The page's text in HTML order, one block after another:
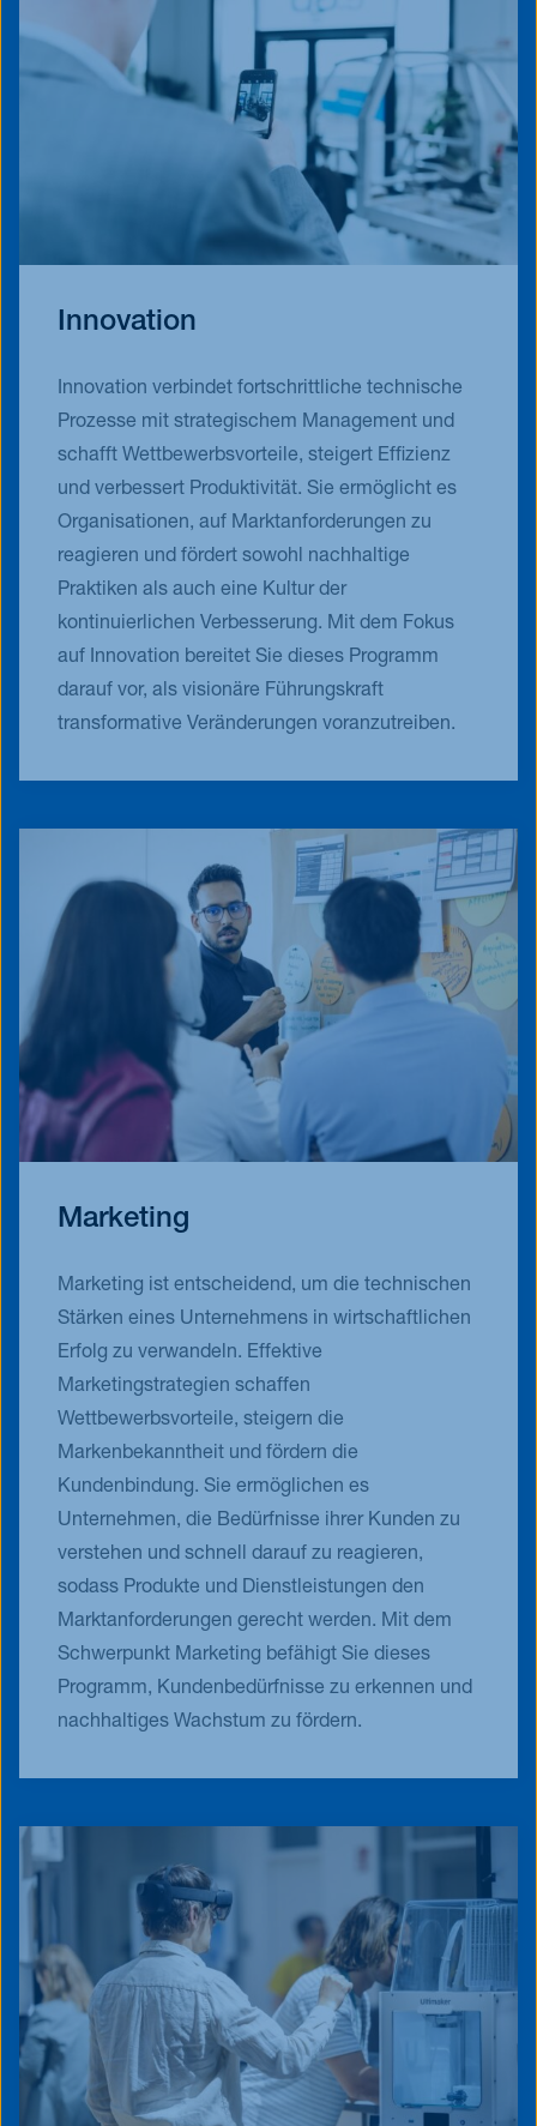
Innovation
Innovation verbindet fortschrittliche technische
Prozesse mit strategischem Management und
schafft Wettbewerbsvorteile, steigert Effizienz
und verbessert Produktivität. Sie ermöglicht es
Organisationen, auf Marktanforderungen zu
reagieren und fördert sowohl nachhaltige
Praktiken als auch eine Kultur der
kontinuierlichen Verbesserung. Mit dem Fokus
auf Innovation bereitet Sie dieses Programm
darauf vor, als visionäre Führungskraft
transformative Veränderungen voranzutreiben.
Marketing
Marketing ist entscheidend, um die technischen
Stärken eines Unternehmens in wirtschaftlichen
Erfolg zu verwandeln. Effektive
Marketingstrategien schaffen
Wettbewerbsvorteile, steigern die
Markenbekanntheit und fördern die
Kundenbindung. Sie ermöglichen es
Unternehmen, die Bedürfnisse ihrer Kunden zu
verstehen und schnell darauf zu reagieren,
sodass Produkte und Dienstleistungen den
Marktanforderungen gerecht werden. Mit dem
Schwerpunkt Marketing befähigt Sie dieses
Programm, Kundenbedürfnisse zu erkennen und
nachhaltiges Wachstum zu fördern.